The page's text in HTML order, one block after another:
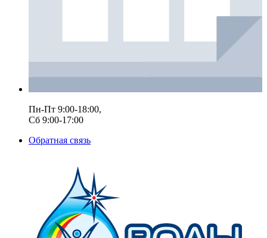
Пн-Пт 9:00-18:00,
Сб 9:00-17:00
Обратная связь